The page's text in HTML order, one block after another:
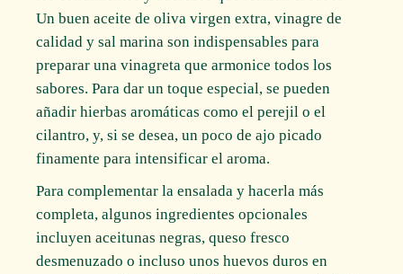
Un buen aceite de oliva virgen extra, vinagre de
calidad y sal marina son indispensables para
preparar una vinagreta que armonice todos los
sabores. Para dar un toque especial, se pueden
añadir hierbas aromáticas como el perejil o el
cilantro, y, si se desea, un poco de ajo picado
finamente para intensificar el aroma.
Para complementar la ensalada y hacerla más
completa, algunos ingredientes opcionales
incluyen aceitunas negras, queso fresco
desmenuzado o incluso unos huevos duros en